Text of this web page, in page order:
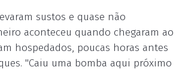
sustos e quase não
aconteceu quando chegaram ao
hospedados, poucas horas antes
"Caiu uma bomba aqui próximo